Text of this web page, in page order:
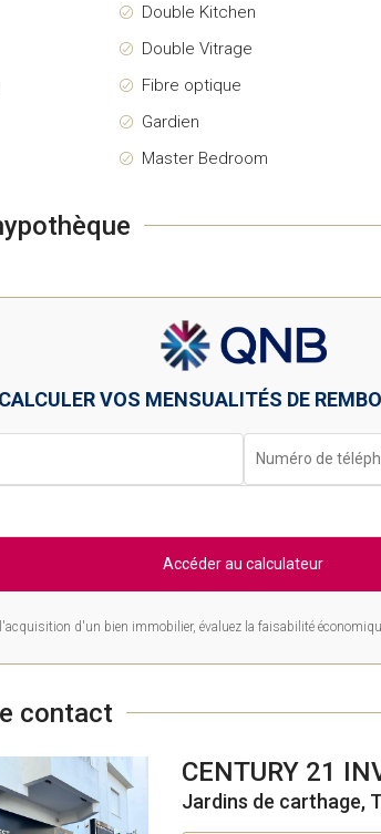
Double Kitchen
Double Vitrage
Fibre optique
Gardien
Master Bedroom
CALCULER VOS MENSUALITÉS DE
Accéder au calculateur
d'un bien immobilier, évaluez la faisabilité
contact
CENTURY 21
Jardins de carthage,